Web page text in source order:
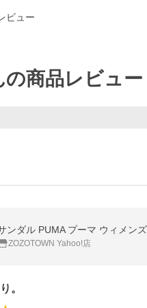
ビュー
商品レビュー
ンダル PUMA プーマ ウィメン
ZOZOTOWN Yahoo!店
。